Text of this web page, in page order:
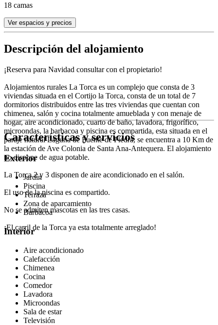
18 camas
Ver espacios y precios
Descripción del alojamiento
¡Reserva para Navidad consultar con el propietario!
Alojamientos rurales La Torca es un complejo que consta de 3
viviendas situada en el Cortijo la Torca, consta de un total de 7
dormitorios distribuidos entre las tres viviendas que cuentan con
chimenea, salón y cocina totalmente amueblada y con menaje de
hogar, aire acondicionado, cuarto de baño, lavadora, frigorífico,
microondas, la barbacoa y piscina es compartida, esta situada en el
paraje natural Laguna de Fuente de Piedra, se encuentra a 10 Km de
la estación de Ave Colonia de Santa Ana-Antequera. El alojamiento
no dispone de agua potable.
La Torca 2 y 3 disponen de aire acondicionado en el salón.
El uso de la piscina es compartido.
No se admiten mascotas en las tres casas.
¡El carril de la Torca ya esta totalmente arreglado!
Características y servicios
Exterior
Jardín
Piscina
Terraza
Zona de aparcamiento
Barbacoa
Interior
Aire acondicionado
Calefacción
Chimenea
Cocina
Comedor
Lavadora
Microondas
Sala de estar
Televisión